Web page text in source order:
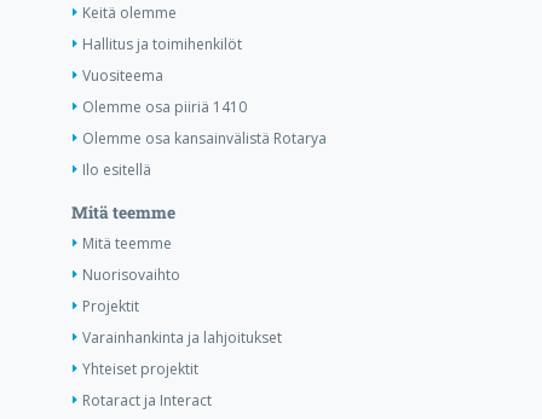
Keitä olemme
Hallitus ja toimihenkilöt
Vuositeema
Olemme osa piiriä 1410
Olemme osa kansainvälistä Rotarya
Ilo esitellä
Mitä teemme
Mitä teemme
Nuorisovaihto
Projektit
Varainhankinta ja lahjoitukset
Yhteiset projektit
Rotaract ja Interact